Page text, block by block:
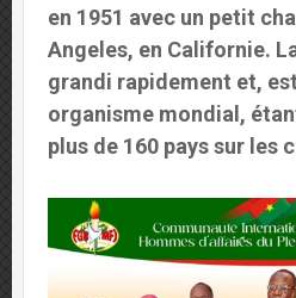
en 1951 avec un petit
Angeles, en Californie.
grandi rapidement et,
organisme mondial,
plus de 160 pays sur les